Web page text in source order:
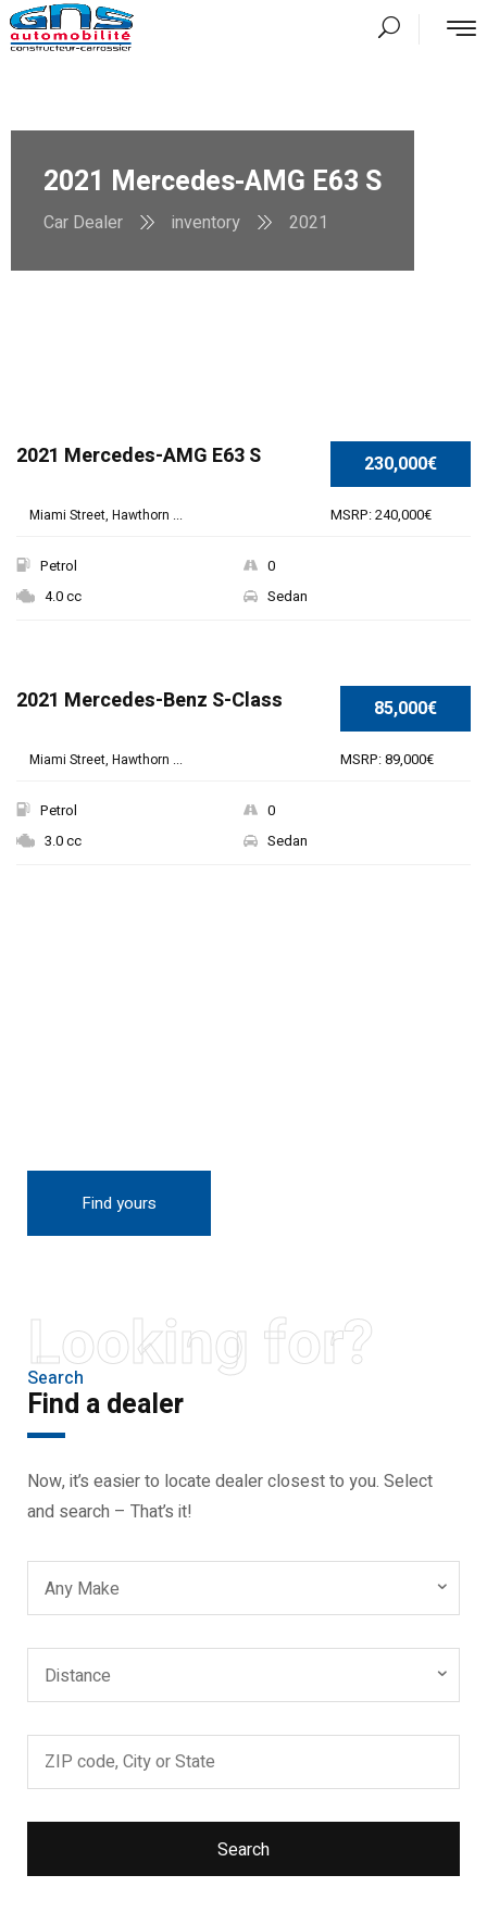
2021 Mercedes-AMG E63 S
Car Dealer inventory 2021
SPECIAL 230,000€
MSRP: 240,000€
2021 Mercedes-AMG E63 S
Miami Street, Hawthorn ...
Petrol
0
4.0 cc
Sedan
SPECIAL 85,000€
MSRP: 89,000€
2021 Mercedes-Benz S-Class
Miami Street, Hawthorn ...
Petrol
0
3.0 cc
Sedan
Find yours
Looking for?
Search
Find a dealer
Now, it’s easier to locate dealer closest to you. Select
and search – That’s it!
Any Make
Distance
Search